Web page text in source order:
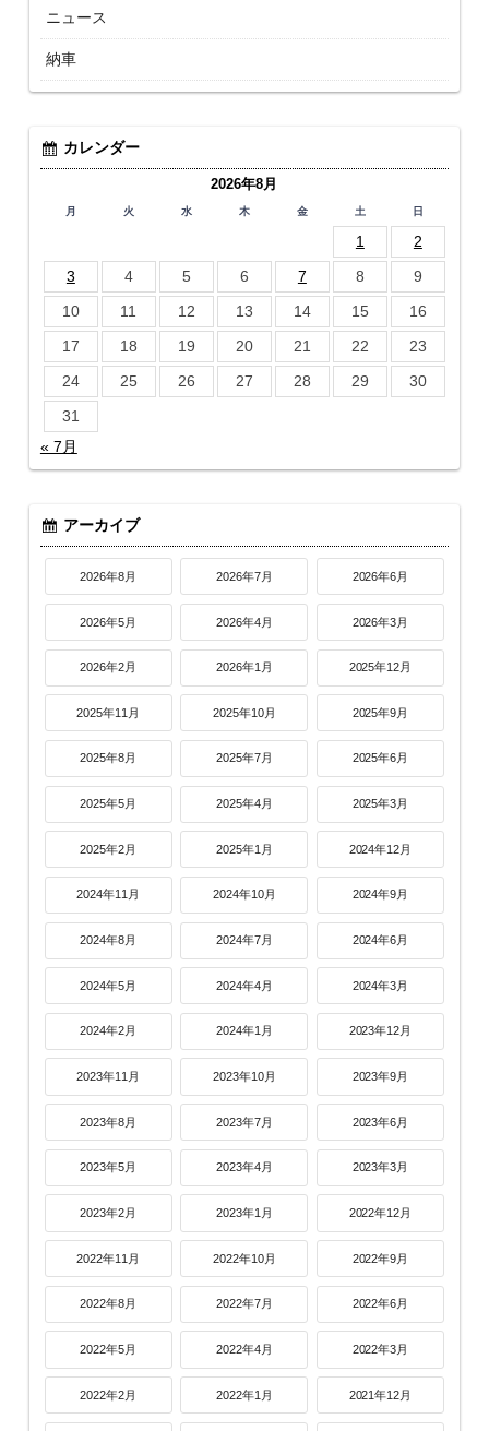
ニュース
納車
カレンダー
2026年8月
月 火 水 木 金 土 日
1
2
3
4 5 6 7 8
9
10
11 12 13 14 15
16
17
18 19 20 21 22
23
24
25 26 27 28 29
30
31
« 7月
アーカイブ
2026年8月 2026年7月 2026年6月
2026年5月 2026年4月 2026年3月
2026年2月 2026年1月 2025年12月
2025年11月 2025年10月 2025年9月
2025年8月 2025年7月 2025年6月
2025年5月 2025年4月 2025年3月
2025年2月 2025年1月 2024年12月
2024年11月 2024年10月 2024年9月
2024年8月 2024年7月 2024年6月
2024年5月 2024年4月 2024年3月
2024年2月 2024年1月 2023年12月
2023年11月 2023年10月 2023年9月
2023年8月 2023年7月 2023年6月
2023年5月 2023年4月 2023年3月
2023年2月 2023年1月 2022年12月
2022年11月 2022年10月 2022年9月
2022年8月 2022年7月 2022年6月
2022年5月 2022年4月 2022年3月
2022年2月 2022年1月 2021年12月